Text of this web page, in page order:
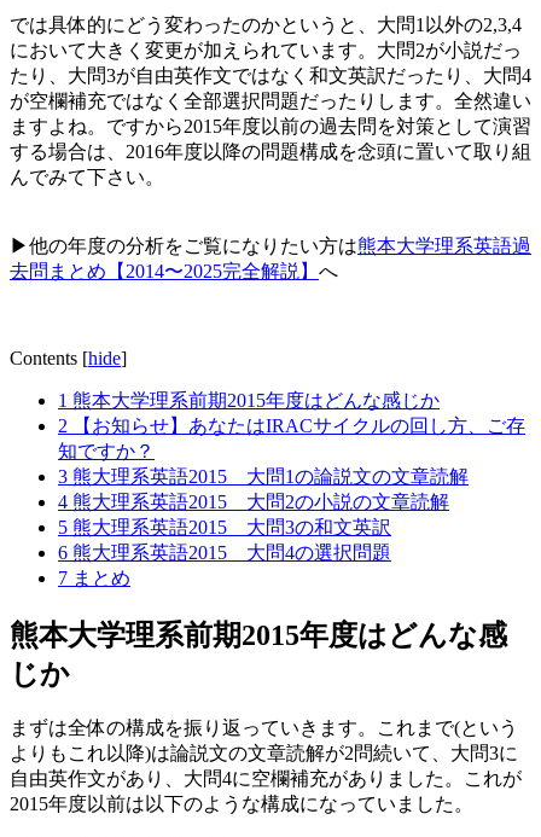
では具体的にどう変わったのかというと、大問1以外の2,3,4
において大きく変更が加えられています。大問2が小説だっ
たり、大問3が自由英作文ではなく和文英訳だったり、大問4
が空欄補充ではなく全部選択問題だったりします。全然違い
ますよね。ですから2015年度以前の過去問を対策として演習
する場合は、2016年度以降の問題構成を念頭に置いて取り組
んでみて下さい。
▶︎他の年度の分析をご覧になりたい方は熊本大学理系英語過
去問まとめ【2014〜2025完全解説】 へ
Contents [hide]
1 熊本大学理系前期2015年度はどんな感じか
2 【お知らせ】あなたはIRACサイクルの回し方、ご存
知ですか？
3 熊大理系英語2015 大問1の論説文の文章読解
4 熊大理系英語2015 大問2の小説の文章読解
5 熊大理系英語2015 大問3の和文英訳
6 熊大理系英語2015 大問4の選択問題
7 まとめ
熊本大学理系前期2015年度はどんな感
じか
まずは全体の構成を振り返っていきます。これまで(という
よりもこれ以降)は論説文の文章読解が2問続いて、大問3に
自由英作文があり、大問4に空欄補充がありました。これが
2015年度以前は以下のような構成になっていました。